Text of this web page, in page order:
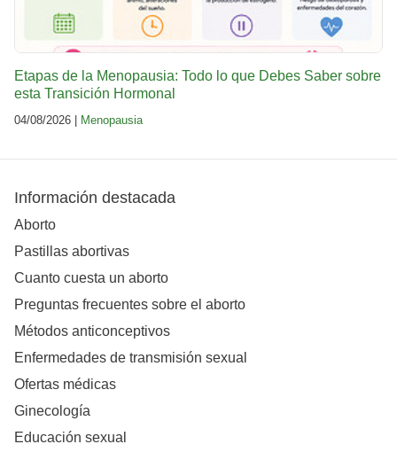
Etapas de la Menopausia: Todo lo que Debes Saber sobre
esta Transición Hormonal
04/08/2026 | Menopausia
Información destacada
Aborto
Pastillas abortivas
Cuanto cuesta un aborto
Preguntas frecuentes sobre el aborto
Métodos anticonceptivos
Enfermedades de transmisión sexual
Ofertas médicas
Ginecología
Educación sexual